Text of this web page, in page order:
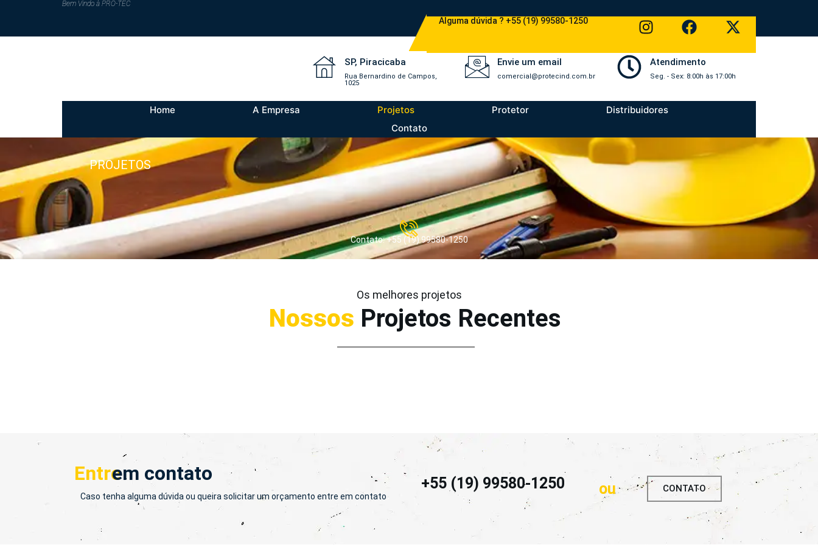
Bem Vindo à PRO-TEC​​
Alguma dúvida ? +55 (19) 99580-1250
SP, Piracicaba
Rua Bernardino de Campos,
1025
Envie um email
comercial@protecind.com.br
Atendimento
Seg. - Sex: 8:00h às 17:00h
Home A Empresa Projetos Protetor
Distribuidores
Contato
PROJETOS
Contato: +55 (19) 99580-1250
Os melhores projetos
Nossos Projetos Recentes
Entreem contato
Caso tenha alguma dúvida ou queira solicitar um orçamento entre em contato
+55 (19) 99580-1250 ou CONTATO